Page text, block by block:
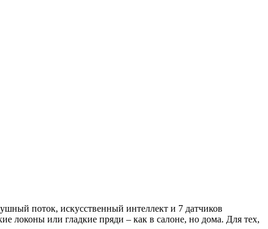
поток, искусственный интеллект и 7 датчиков
локоны или гладкие пряди – как в салоне, но дома. Для тех,